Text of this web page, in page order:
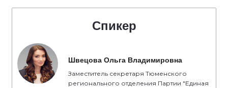
Спикер
Швецова Ольга Владимировна
Заместитель секретаря Тюменского
регионального отделения Партии "Единая